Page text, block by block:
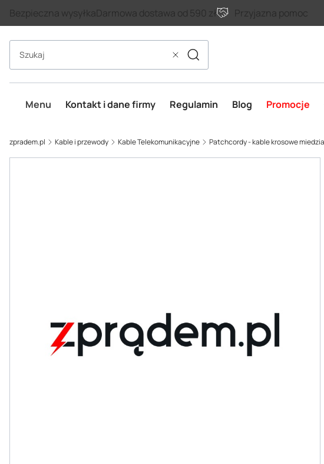
Bezpieczna wysyłkaDarmowa dostawa od 590 zł Przyjazna pomoc
WyczyśćSzukaj
Menu Kontakt i dane firmy Regulamin Blog Promocje
zpradem.pl Kable i przewody Kable Telekomunikacyjne Patchcordy - kable krosowe